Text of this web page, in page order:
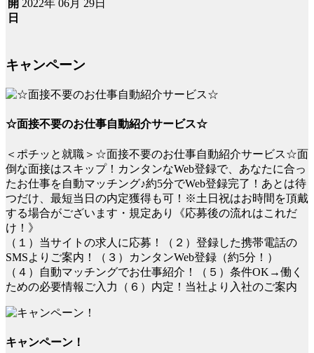
開
日
2022年 06月 29日
キャンペーン
☆面接不要のお仕事自動紹介サービス☆
＜ポチッと就職＞☆面接不要のお仕事自動紹介サービス☆面
倒な面接はスキップ！カンタンなWeb登録で、あなたに合っ
たお仕事を自動マッチング♪約5分でWeb登録完了！あとは待
つだけ、最短当日の内定獲得も可！※土日祝はお時間を頂戴
する場合がございます・規定あり《応募後の流れはこれだ
け！》
（１）当サイトの求人に応募！（２）登録した携帯電話の
SMSよりご案内！（３）カンタンWeb登録（約5分！）
（４）自動マッチングでお仕事紹介！（５）条件OK→働く
ための必要情報ご入力（６）内定！当社より入社のご案内
キャンペーン！